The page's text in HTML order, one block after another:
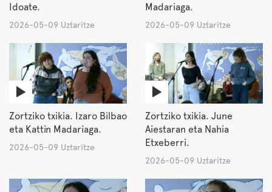
Idoate.
2026-05-09 Uztaritze
Madariaga.
2026-05-09 Uztaritze
Zortziko txikia. Izaro Bilbao
eta Kattin Madariaga.
2026-05-09 Uztaritze
Zortziko txikia. June
Aiestaran eta Nahia
Etxeberri.
2026-05-09 Uztaritze